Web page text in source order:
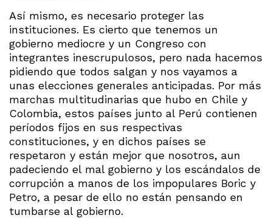
Así mismo, es necesario proteger las
instituciones. Es cierto que tenemos un
gobierno mediocre y un Congreso con
integrantes inescrupulosos, pero nada hacemos
pidiendo que todos salgan y nos vayamos a
unas elecciones generales anticipadas. Por más
marchas multitudinarias que hubo en Chile y
Colombia, estos países junto al Perú contienen
períodos fijos en sus respectivas
constituciones, y en dichos países se
respetaron y están mejor que nosotros, aun
padeciendo el mal gobierno y los escándalos de
corrupción a manos de los impopulares Boric y
Petro, a pesar de ello no están pensando en
tumbarse al gobierno.